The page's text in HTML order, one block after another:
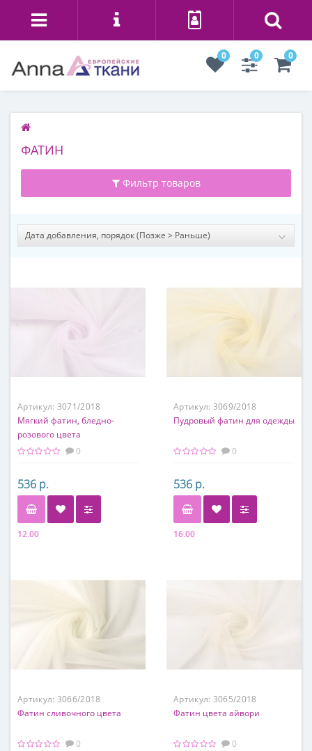
0 0 0
ФАТИН
Фильтр товаров
Артикул: 3071/2018
Мягкий фатин, бледно-
розового цвета
0
536 р.
12.00
Артикул: 3069/2018
Пудровый фатин для одежды
0
536 р.
16.00
Артикул: 3066/2018
Фатин сливочного цвета
0
Артикул: 3065/2018
Фатин цвета айвори
0